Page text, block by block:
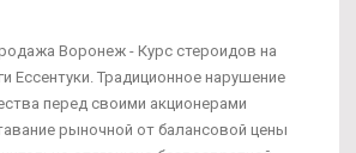
Воронеж - Курс стероидов на
Ессентуки. Традиционное нарушение
перед своими акционерами
рыночной от балансовой цены